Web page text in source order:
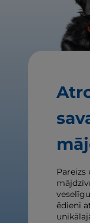
Pareizs
ēdieni